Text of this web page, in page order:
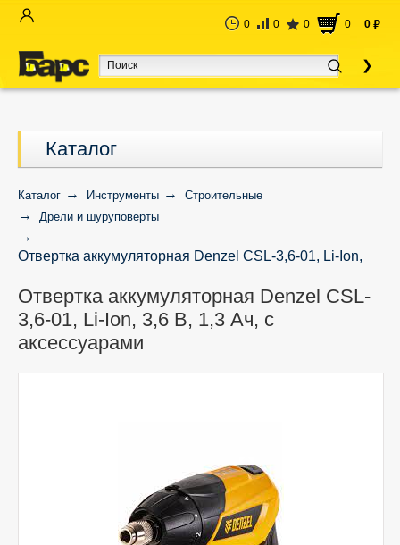
0 0 0 0 0 руб
Каталог
Каталог Инструменты
Строительные
Дрели и шуруповерты
Отвертка аккумуляторная Denzel CSL-3,6-01, Li-Ion,
Отвертка аккумуляторная Denzel CSL-
3,6-01, Li-Ion, 3,6 В, 1,3 Ач, с
аксессуарами